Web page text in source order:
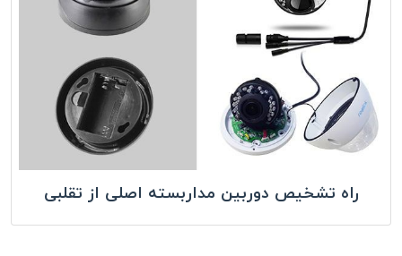
راه تشخیص دوربین مداربسته اصلی از تقلبی